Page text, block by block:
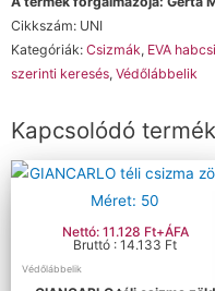
Cikkszám: UNI
Kategóriák: Csizmák, EVA
szerinti keresés, Védőlábbelik
Kapcsolódó
Nettó: 11.128 Ft+ÁFA
Bruttó : 14.133 Ft
Védőlábbelik